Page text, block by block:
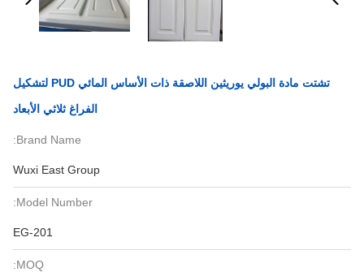
تشتت مادة البولي يوريثين اللاصقة ذات الأساس المائي PUD لتشكيل
الفراغ ثلاثي الأبعاد
Brand Name:
Wuxi East Group
Model Number:
EG-201
MOQ: